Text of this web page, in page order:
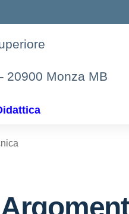
20900 Monza MB